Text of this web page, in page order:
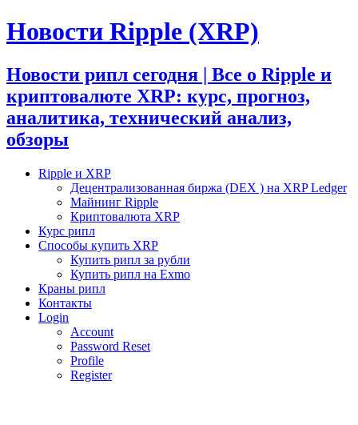
Новости Ripple (XRP)
Новости рипл сегодня | Все о Ripple и
криптовалюте XRP: курс, прогноз,
аналитика, технический анализ,
обзоры
Ripple и XRP
Децентрализованная биржа (DEX ) на XRP Ledger
Майнинг Ripple
Криптовалюта XRP
Курс рипл
Способы купить XRP
Купить рипл за рубли
Купить рипл на Exmo
Краны рипл
Контакты
Login
Account
Password Reset
Profile
Register